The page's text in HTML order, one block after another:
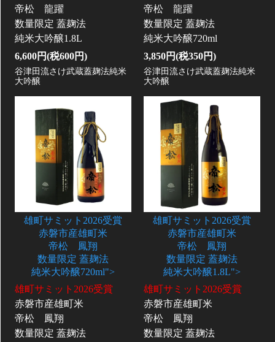
帝松 龍躍
数量限定 蓋麹法
純米大吟醸1.8L
6,600円(税600円)
谷津田流さけ武蔵蓋麹法純米
大吟醸
帝松 龍躍
数量限定 蓋麹法
純米大吟醸720ml
3,850円(税350円)
谷津田流さけ武蔵蓋麹法純米
大吟醸
雄町サミット2026受賞
赤磐市産雄町米
帝松 鳳翔
数量限定 蓋麹法
純米大吟醸720ml">
雄町サミット2026受賞
赤磐市産雄町米
帝松 鳳翔
数量限定 蓋麹法
雄町サミット2026受賞
赤磐市産雄町米
帝松 鳳翔
数量限定 蓋麹法
純米大吟醸1.8L">
雄町サミット2026受賞
赤磐市産雄町米
帝松 鳳翔
数量限定 蓋麹法